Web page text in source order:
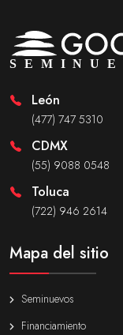
León
(477) 747 5310
CDMX
(55) 9088 0548
Toluca
(722) 946 2614
Mapa del sitio
Seminuevos
Financiamiento